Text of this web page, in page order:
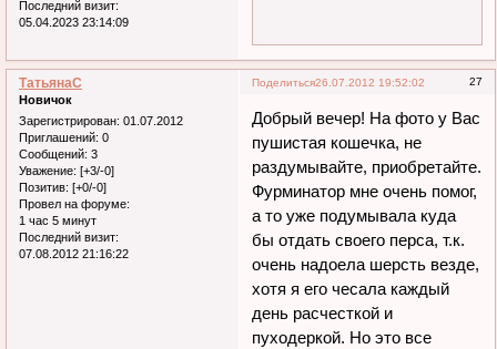
Последний визит:
05.04.2023 23:14:09
Поделиться 27
26.07.2012 19:52:02
ТатьянаC
Новичок
Зарегистрирован: 01.07.2012
Приглашений: 0
Сообщений: 3
Уважение: [+3/-0]
Позитив: [+0/-0]
Провел на форуме:
1 час 5 минут
Последний визит:
07.08.2012 21:16:22
Добрый вечер! На фото у Вас
пушистая кошечка, не
раздумывайте, приобретайте.
Фурминатор мне очень помог,
а то уже подумывала куда
бы отдать своего перса, т.к.
очень надоела шерсть везде,
хотя я его чесала каждый
день расчесткой и
пуходеркой. Но это все